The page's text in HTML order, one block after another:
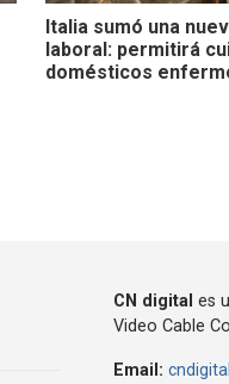
Italia sumó una
laboral: permitirá
domésticos
CN digital es
Video Cable
Email: